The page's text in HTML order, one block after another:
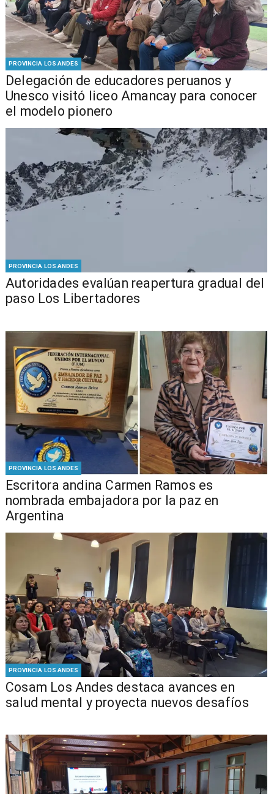
PROVINCIA LOS ANDES
Delegación de educadores peruanos y
Unesco visitó liceo Amancay para conocer
el modelo pionero
PROVINCIA LOS ANDES
​​Autoridades evalúan reapertura gradual del
paso Los Libertadores
PROVINCIA LOS ANDES
Escritora andina Carmen Ramos es
nombrada embajadora por la paz en
Argentina
PROVINCIA LOS ANDES
Cosam Los Andes destaca avances en
salud mental y proyecta nuevos desafíos